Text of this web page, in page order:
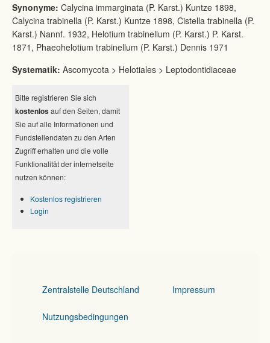
Synonyme: Calycina immarginata (P. Karst.) Kuntze 1898,
Calycina trabinella (P. Karst.) Kuntze 1898, Cistella trabinella (P.
Karst.) Nannf. 1932, Helotium trabinellum (P. Karst.) P. Karst.
1871, Phaeohelotium trabinellum (P. Karst.) Dennis 1971
Systematik: Ascomycota > Helotiales > Leptodontidiaceae
Bitte registrieren Sie sich
kostenlos auf den Seiten, damit
Sie auf alle Informationen und
Fundstellendaten zu den Arten
Zugriff erhalten und die volle
Funktionalität der internetseite
nutzen können:
Kostenlos registrieren
Login
Zentralstelle Deutschland Impressum
Nutzungsbedingungen